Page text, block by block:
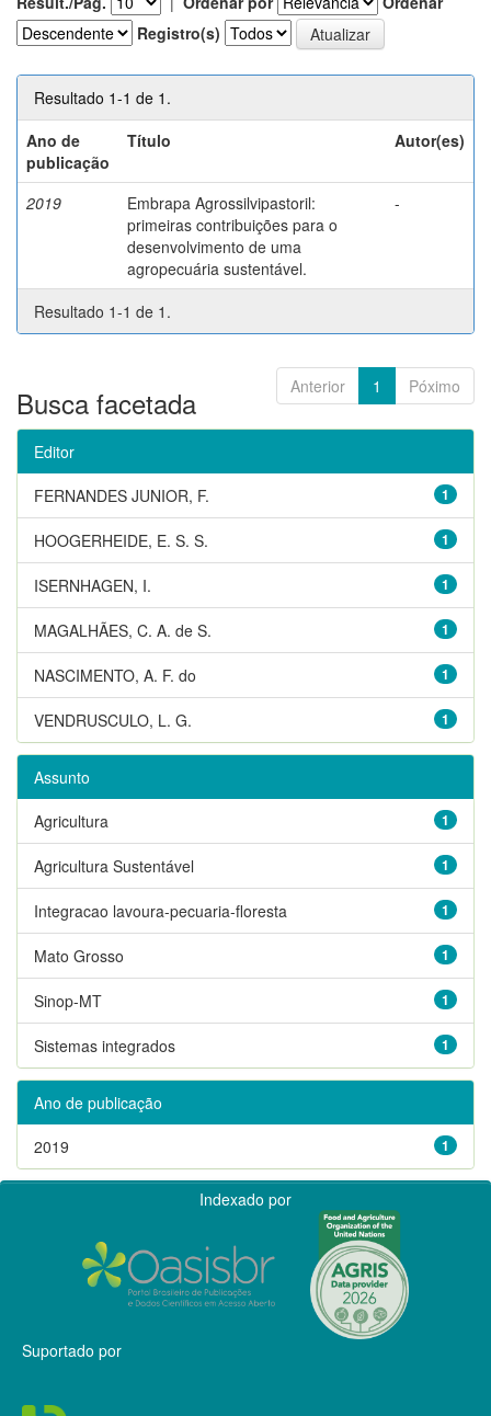
Registro(s)
Resultado 1-1 de 1.
Ano de
publicação
Título Autor(es)
2019
Embrapa Agrossilvipastoril:
primeiras contribuições para o
desenvolvimento de uma
agropecuária sustentável.
-
Resultado 1-1 de 1.
Anterior 1 Póximo
Busca facetada
Editor
1
FERNANDES JUNIOR, F.
1
HOOGERHEIDE, E. S. S.
1
ISERNHAGEN, I.
1
MAGALHÃES, C. A. de S.
1
NASCIMENTO, A. F. do
1
VENDRUSCULO, L. G.
Assunto
1
Agricultura
1
Agricultura Sustentável
1
Integracao lavoura-pecuaria-floresta
1
Mato Grosso
1
Sinop-MT
1
Sistemas integrados
Ano de publicação
1
2019
Indexado por
Suportado por